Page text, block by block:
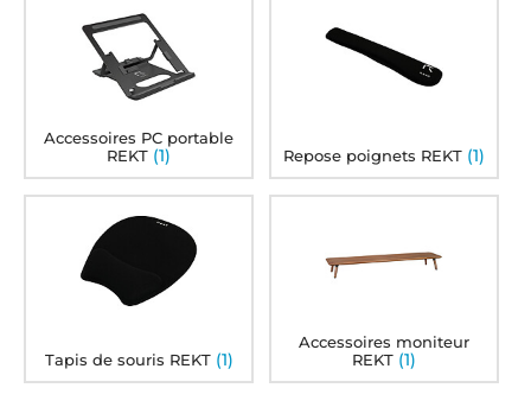
Accessoires PC portable
REKT (1) Repose poignets REKT (1)
Tapis de souris REKT (1)
Accessoires moniteur
REKT (1)